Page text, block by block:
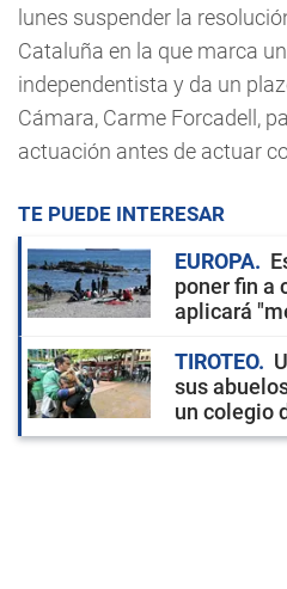
lunes suspender la
Cataluña en la que marca
independentista y da un
Cámara, Carme Forcadell,
actuación antes de actuar
TE PUEDE INTERESAR
EUROPA
poner fin a
aplicará
TIROTEO
sus
un colegio